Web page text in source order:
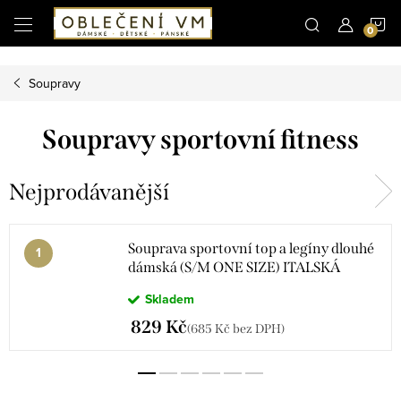
Microsoft Clarity
Přejít
na
Soupravy
Soupravy sportovní fitness
Nejprodávanější
Souprava sportovní top a legíny dlouhé
dámská (S/M ONE SIZE) ITALSKÁ
Skladem
829 Kč(685 Kč bez DPH)